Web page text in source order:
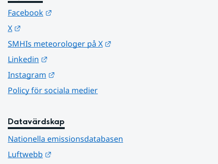
Facebook
X
SMHIs meteorologer på X
Linkedin
Instagram
Policy för sociala medier
Datavärdskap
Nationella emissionsdatabasen
Luftwebb